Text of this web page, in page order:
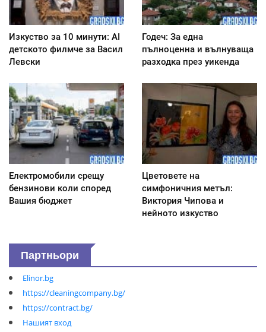
Изкуство за 10 минути: AI
детското филмче за Васил
Левски
Годеч: За една
пълноценна и вълнуваща
разходка през уикенда
Електромобили срещу
бензинови коли според
Вашия бюджет
Цветовете на
симфоничния метъл:
Виктория Чипова и
нейното изкуство
Партньори
Elinor.bg
https://cleaningcompany.bg/
https://contract.bg/
Нашият вход